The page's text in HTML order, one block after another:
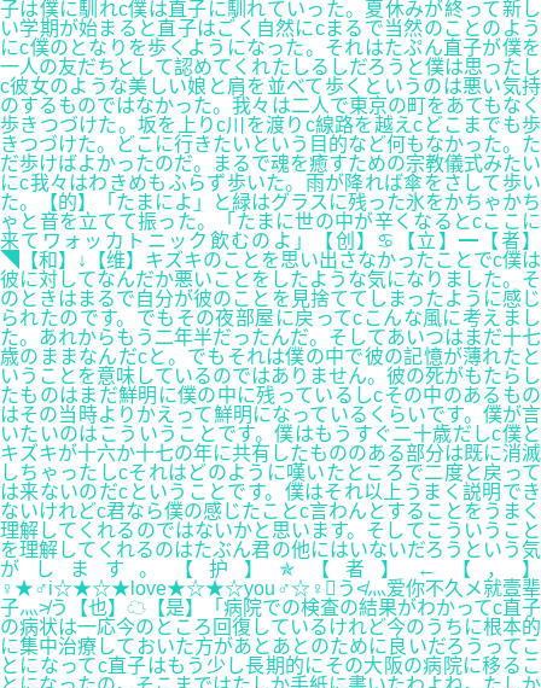
子は僕に馴れc僕は直子に馴れていった。夏休みが終って新し
い学期が始まると直子はごく自然にcまるで当然のことのよう
にc僕のとなりを歩くようになった。それはたぷん直子が僕を
一人の友だちとして認めてくれたしるしだろうと僕は思ったし
c彼女のような美しい娘と肩を並べて歩くというのは悪い気持
のするものではなかった。我々は二人で東京の町をあてもなく
歩きつづけた。坂を上りc川を渡りc線路を越えcどこまでも歩
きつづけた。どこに行きたいという目的など何もなかった。た
だ歩けばよかったのだ。まるで魂を癒すための宗教儀式みたい
にc我々はわきめもふらず歩いた。雨が降れば傘をさして歩い
た。【的】「たまによ」と緑はグラスに残った氷をかちゃかち
ゃと音を立てて振った。「たまに世の中が辛くなるとcここに
来てワォッカトニック飲むのよ」【创】♋【立】━【者】
◥【和】↓【维】キズキのことを思い出さなかったことでc僕は
彼に対してなんだか悪いことをしたような気になりました。そ
のときはまるで自分が彼のことを見捨ててしまったように感じ
られたのです。でもその夜部屋に戻ってcこんな風に考えまし
た。あれからもう二年半だったんだ。そしてあいつはまだ十七
歳のままなんだcと。でもそれは僕の中で彼の記憶が薄れたと
いうことを意味しているのではありません。彼の死がもたらし
たものはまだ鮮明に僕の中に残っているしcその中のあるもの
はその当時よりかえって鮮明になっているくらいです。僕が言
いたいのはこういうことです。僕はもうすぐ二十歳だしc僕と
キズキが十六か十七の年に共有したもののある部分は既に消滅
しちゃったしcそれはどのように嘆いたところで二度と戻って
は来ないのだcということです。僕はそれ以上うまく説明でき
ないけれどc君なら僕の感じたことc言わんとすることをうまく
理解してくれるのではないかと思います。そしてこういうこと
を理解してくれるのはたぶん君の他にはいないだろうという気
がします。【护】✯【者】←【，】
♀★♂i☆★☆★love★☆★☆you♂☆♀う≮灬爱你不久メ就壹辈
子灬≯う【也】☁【是】「病院での検査の結果がわかってc直子
の病状は一応今のところ回復しているけれど今のうちに根本的
に集中治療しておいた方があとあとのために良いだろうってこ
とになってc直子はもう少し長期的にその大阪の病院に移るこ